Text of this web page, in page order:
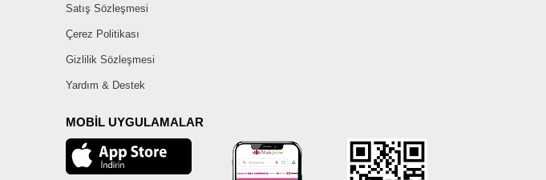
Satış Sözleşmesi
Çerez Politikası
Gizlilik Sözleşmesi
Yardım & Destek
MOBİL UYGULAMALAR